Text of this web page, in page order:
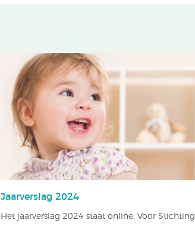
Jaarverslag 2024
Het jaarverslag 2024 staat online. Voor Stichting